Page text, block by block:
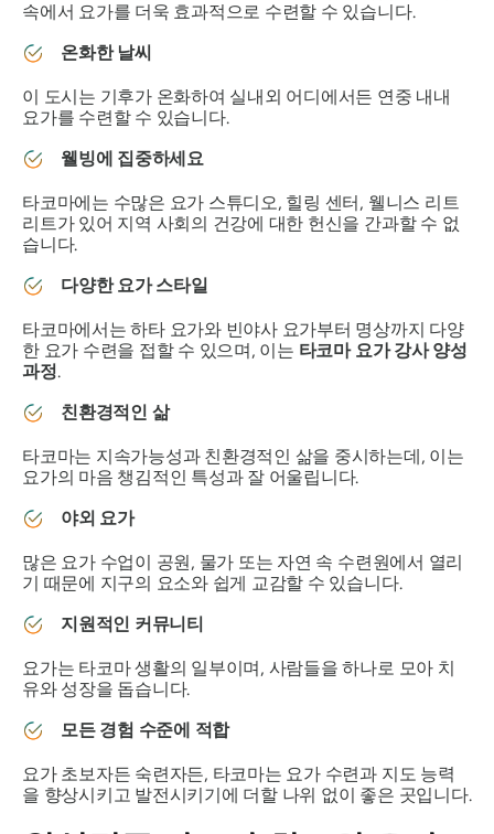
속에서 요가를 더욱 효과적으로 수련할 수 있습니다.
온화한 날씨
이 도시는 기후가 온화하여 실내외 어디에서든 연중 내내
요가를 수련할 수 있습니다.
웰빙에 집중하세요
타코마에는 수많은 요가 스튜디오, 힐링 센터, 웰니스 리트
리트가 있어 지역 사회의 건강에 대한 헌신을 간과할 수 없
습니다.
다양한 요가 스타일
타코마에서는 하타 요가와 빈야사 요가부터 명상까지 다양
한 요가 수련을 접할 수 있으며, 이는 타코마 요가 강사 양성
과정.
친환경적인 삶
타코마는 지속가능성과 친환경적인 삶을 중시하는데, 이는
요가의 마음 챙김적인 특성과 잘 어울립니다.
야외 요가
많은 요가 수업이 공원, 물가 또는 자연 속 수련원에서 열리
기 때문에 지구의 요소와 쉽게 교감할 수 있습니다.
지원적인 커뮤니티
요가는 타코마 생활의 일부이며, 사람들을 하나로 모아 치
유와 성장을 돕습니다.
모든 경험 수준에 적합
요가 초보자든 숙련자든, 타코마는 요가 수련과 지도 능력
을 향상시키고 발전시키기에 더할 나위 없이 좋은 곳입니다.